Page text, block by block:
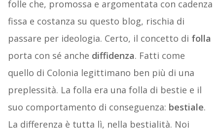
folle che, promossa e argomentata con cadenza
fissa e costanza su questo blog, rischia di
passare per ideologia. Certo, il concetto di folla
porta con sé anche diffidenza. Fatti come
quello di Colonia legittimano ben più di una
preplessità. La folla era una folla di bestie e il
suo comportamento di conseguenza: bestiale.
La differenza è tutta lì, nella bestialità. Noi